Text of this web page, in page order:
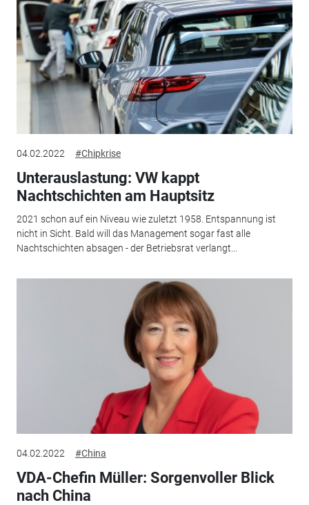
04.02.2022 #Chipkrise
Unterauslastung: VW kappt
Nachtschichten am Hauptsitz
2021 schon auf ein Niveau wie zuletzt 1958. Entspannung ist
nicht in Sicht. Bald will das Management sogar fast alle
Nachtschichten absagen - der Betriebsrat verlangt...
04.02.2022 #China
VDA-Chefin Müller: Sorgenvoller Blick
nach China